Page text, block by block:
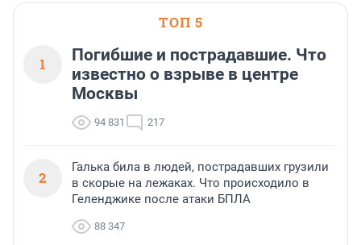
ТОП 5
1
Погибшие и пострадавшие. Что
известно о взрыве в центре
Москвы
94 831 217
2
Галька била в людей, пострадавших грузили
в скорые на лежаках. Что происходило в
Геленджике после атаки БПЛА
88 347